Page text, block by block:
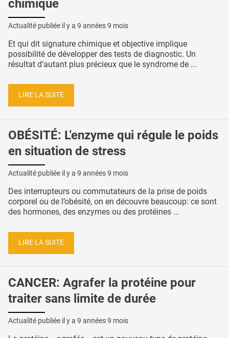
chimique
Actualité publiée il y a 9 années 9 mois
Et qui dit signature chimique et objective implique
possibilité de développer des tests de diagnostic. Un
résultat d’autant plus précieux que le syndrome de ...
LIRE LA SUITE
OBÉSITÉ: L'enzyme qui régule le poids
en situation de stress
Actualité publiée il y a 9 années 9 mois
Des interrupteurs ou commutateurs de la prise de poids
corporel ou de l’obésité, on en découvre beaucoup: ce sont
des hormones, des enzymes ou des protéines ...
LIRE LA SUITE
CANCER: Agrafer la protéine pour
traiter sans limite de durée
Actualité publiée il y a 9 années 9 mois